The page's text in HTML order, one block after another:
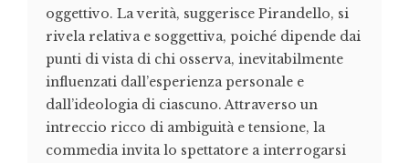
oggettivo. La verità, suggerisce Pirandello, si
rivela relativa e soggettiva, poiché dipende dai
punti di vista di chi osserva, inevitabilmente
influenzati dall’esperienza personale e
dall’ideologia di ciascuno. Attraverso un
intreccio ricco di ambiguità e tensione, la
commedia invita lo spettatore a interrogarsi